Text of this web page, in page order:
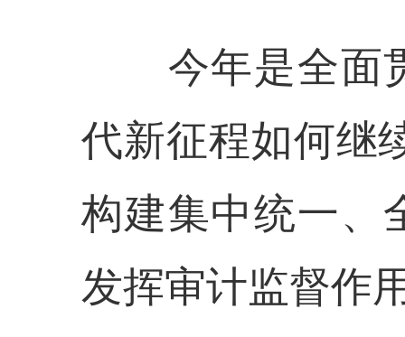
今年是全面贯
代新征程如何继
构建集中统一、
发挥审计监督作